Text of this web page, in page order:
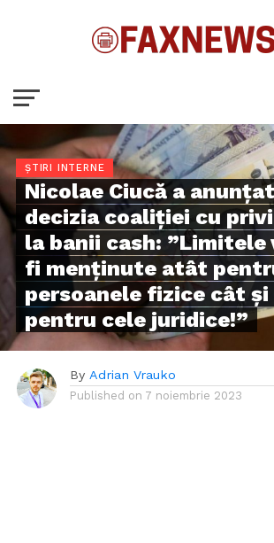
ȘTIRI INTERNE
Nicolae Ciucă a anunțat
decizia coaliției cu
la banii cash: ”Limitele
fi menținute atât
persoanele fizice cât și
pentru cele juridice!”
By Adrian Vrauko
Published on 7 noiembrie 2023